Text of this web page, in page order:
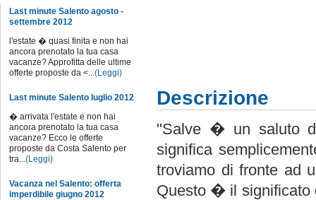
Last minute Salento agosto -
settembre 2012
l'estate � quasi finita e non hai
ancora prenotato la tua casa
vacanze? Approfitta delle ultime
offerte proposte da <...(Leggi)
Last minute Salento luglio 2012
� arrivata l'estate e non hai
ancora prenotato la tua casa
vacanze? Ecco le offerte
proposte da Costa Salento per
tra...(Leggi)
Vacanza nel Salento: offerta
imperdibile giugno 2012
Descrizione
"Salve � un saluto
significa
troviamo di fronte ad
Questo � il significato